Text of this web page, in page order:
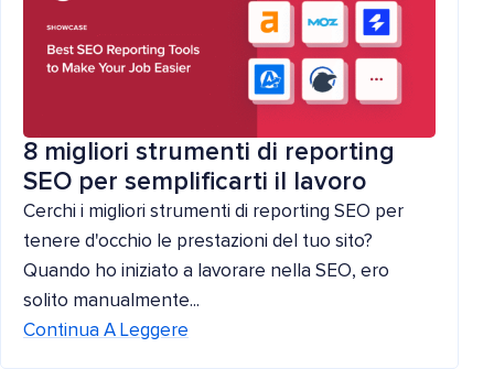
8 migliori strumenti di reporting
SEO per semplificarti il lavoro
Cerchi i migliori strumenti di reporting SEO per
tenere d'occhio le prestazioni del tuo sito?
Quando ho iniziato a lavorare nella SEO, ero
solito manualmente...
Continua A Leggere